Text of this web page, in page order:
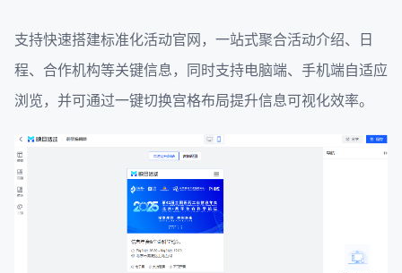
支持快速搭建标准化活动官网，一站式聚合活动介绍、日
程、合作机构等关键信息，同时支持电脑端、手机端自适应
浏览，并可通过一键切换宫格布局提升信息可视化效率。